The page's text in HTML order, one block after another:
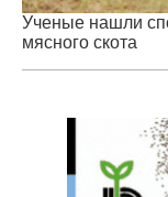
Ученые нашли
мясного скота